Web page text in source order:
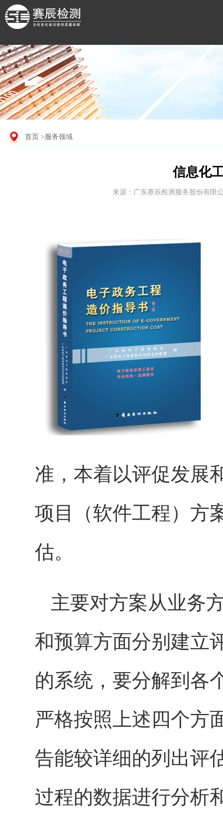
首页 >服务领域
信息化
来源：广东赛辰检测服务股份有限
准，本着以评促发展
项目（软件工程）方
估。
主要对方案从业务
和预算方面分别建立
的系统，要分解到各
严格按照上述四个方
告能较详细的列出评
过程的数据进行分析